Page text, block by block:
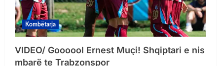
Kombëtarja
VIDEO/ Goooool Ernest Muçi! Shqiptari e nis
mbarë te Trabzonspor